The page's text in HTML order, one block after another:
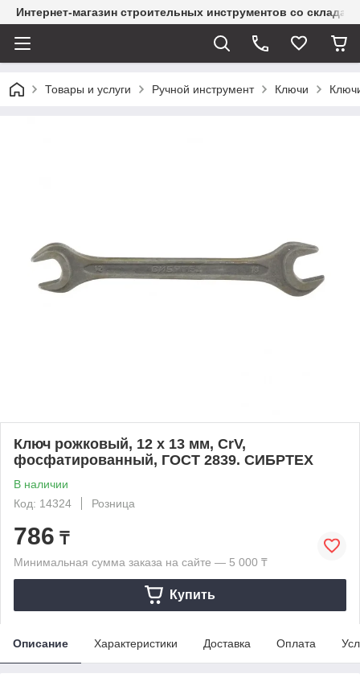
Интернет-магазин строительных инструментов со склада
Товары и услуги Ручной инструмент Ключи
Ключ рожковый, 12 х 13 мм, CrV,
фосфатированный, ГОСТ 2839. СИБРТЕХ
В наличии
Код: 14324
Розница
786 ₸
Минимальная сумма заказа на сайте — 5 000 ₸
Купить
Описание Характеристики Доставка Оплата